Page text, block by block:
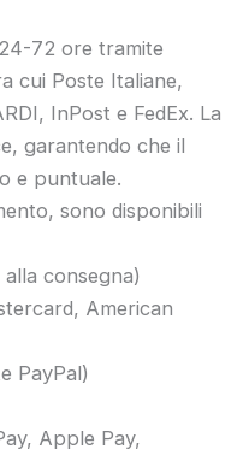
72 ore tramite
cui Poste Italiane,
InPost e FedEx. La
garantendo che il
e puntuale.
sono disponibili
consegna)
American
PayPal)
Apple Pay,